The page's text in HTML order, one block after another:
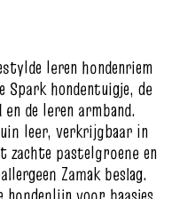
leren hondenriem
hondentuigje, de
de leren armband.
leer, verkrijgbaar in
zachte pastelgroene en
Zamak beslag.